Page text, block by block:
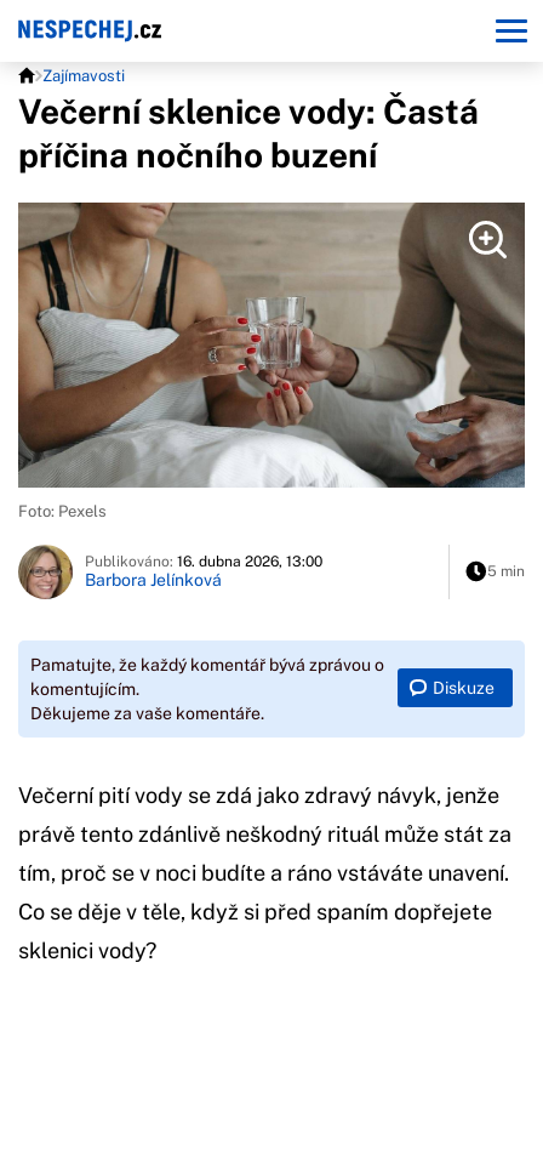
Zajímavosti
Večerní sklenice vody: Častá
příčina nočního buzení
Foto: Pexels
Publikováno: 16. dubna 2026, 13:00
Barbora Jelínková 5 min
Pamatujte, že každý komentář bývá zprávou o
komentujícím.
Děkujeme za vaše komentáře.
Diskuze
Večerní pití vody se zdá jako zdravý návyk, jenže
právě tento zdánlivě neškodný rituál může stát za
tím, proč se v noci budíte a ráno vstáváte unavení.
Co se děje v těle, když si před spaním dopřejete
sklenici vody?